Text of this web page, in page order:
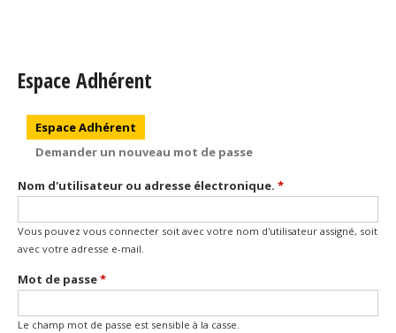
Espace Adhérent
Onglets principaux
Espace Adhérent
Demander un nouveau mot de passe
Nom d'utilisateur ou adresse électronique. *
Vous pouvez vous connecter soit avec votre nom d'utilisateur assigné, soit
avec votre adresse e-mail.
Mot de passe*
Le champ mot de passe est sensible à la casse.